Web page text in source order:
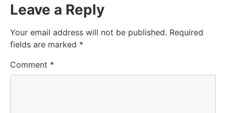
Leave a Reply
Your email address will not be published. Required
fields are marked *
Comment *